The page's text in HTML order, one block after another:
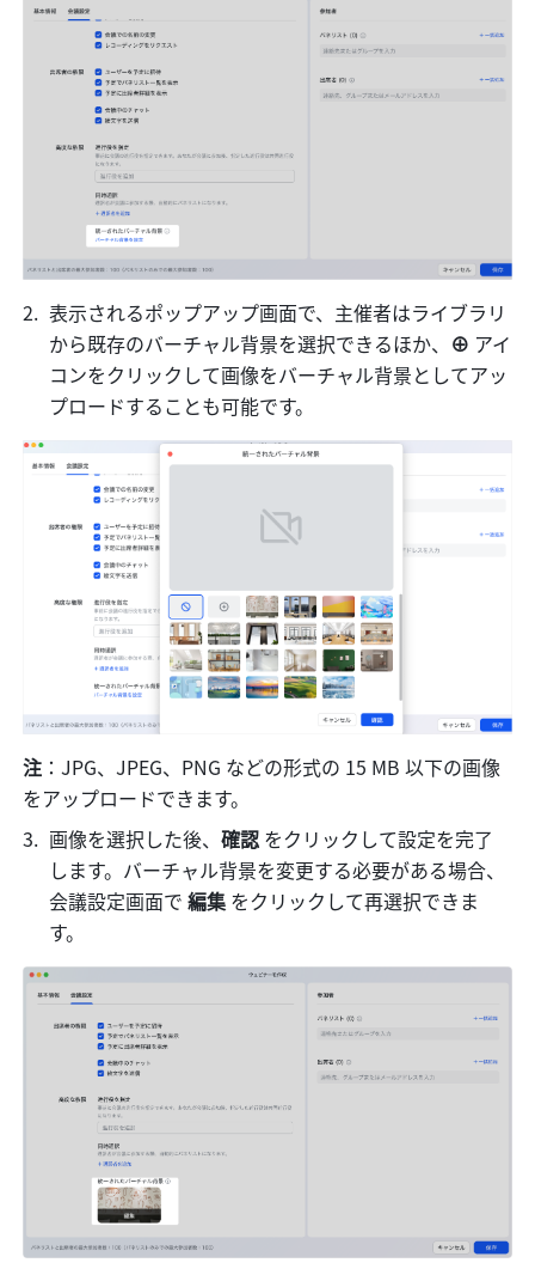
表示されるポップアップ画面で、主催者はライブラリ
から既存のバーチャル背景を選択できるほか、 ⊕ アイ
コンをクリックして画像をバーチャル背景としてアッ
プロードすることも可能です。
注 ：JPG、JPEG、PNG などの形式の 15 MB 以下の画像
をアップロードできます。
画像を選択した後、確認 をクリックして設定を完了
します。バーチャル背景を変更する必要がある場合、
会議設定画面で 編集 をクリックして再選択できま
す。